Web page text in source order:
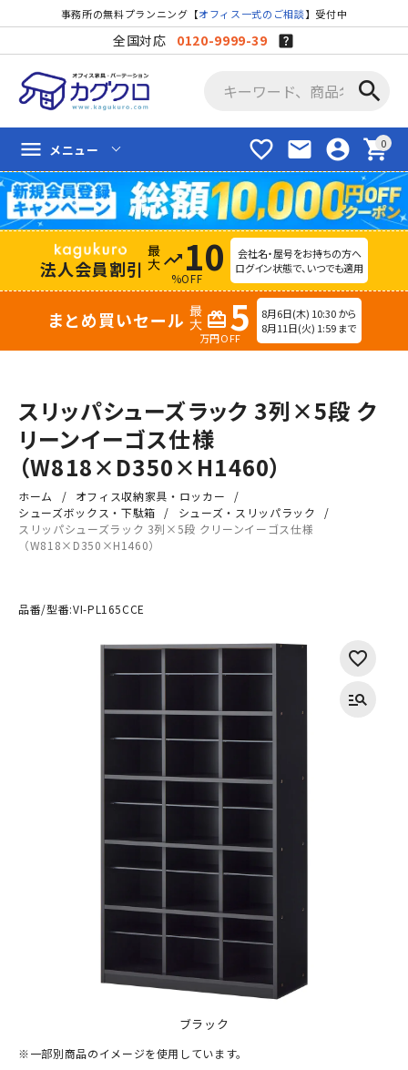
事務所の無料プランニング【オフィス一式のご相談】受付中
全国対応 0120-9999-39
search
favorite_border mail account_circle shopping_cart
menu メニュー
法人会員割引 trending_up 10
%OFF
会社名・屋号をお持ちの方へ
ログイン状態で、いつでも適用
まとめ買いセール redeem 5
万円OFF
8月6日(木) 10:30 から
8月11日(火) 1:59 まで
スリッパシューズラック 3列×5段 ク
リーンイーゴス仕様
（W818×D350×H1460）
ホーム
オフィス収納家具・ロッカー
シューズボックス・下駄箱
シューズ・スリッパラック
スリッパシューズラック 3列×5段 クリーンイーゴス仕様
（W818×D350×H1460）
品番/型番:VI-PL165CCE
ブラック
※一部別商品のイメージを使用しています。